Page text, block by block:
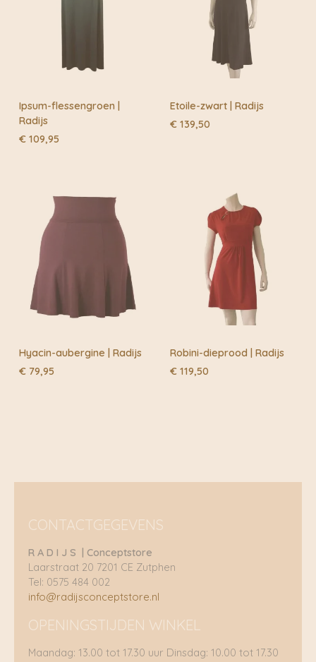
Ipsum-flessengroen |
Radijs
€ 109,95
Etoile-zwart | Radijs
€ 139,50
Hyacin-aubergine | Radijs
€ 79,95
Robini-dieprood | Radijs
€ 119,50
CONTACTGEGEVENS
R A D I J S | Conceptstore
Laarstraat 20 7201 CE Zutphen
Tel: 0575 484 002
info@radijsconceptstore.nl
OPENINGSTIJDEN WINKEL
Maandag: 13.00 tot 17.30 uur Dinsdag: 10.00 tot 17.30